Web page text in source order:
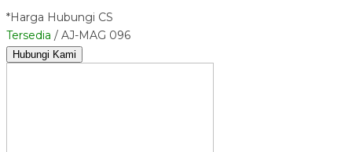
*Harga Hubungi CS
Tersedia / AJ-MAG 096
Hubungi Kami